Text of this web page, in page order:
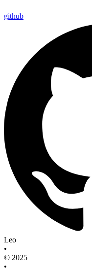
github
Leo
•
© 2025
•